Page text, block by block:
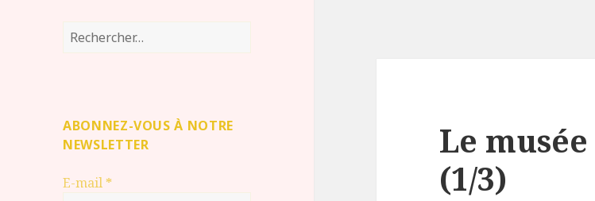
Rechercher :
ABONNEZ-VOUS À NOTRE
NEWSLETTER
E-mail *
Le
(1/3)